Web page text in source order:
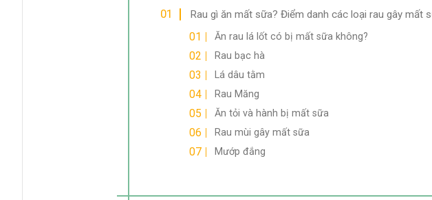
Rau gì ăn mất sữa? Điểm danh các loại rau gây mất
Ăn rau lá lốt có bị mất sữa không?
Rau bạc hà
Lá dâu tằm
Rau Măng
Ăn tỏi và hành bị mất sữa
Rau mùi gây mất sữa
Mướp đắng